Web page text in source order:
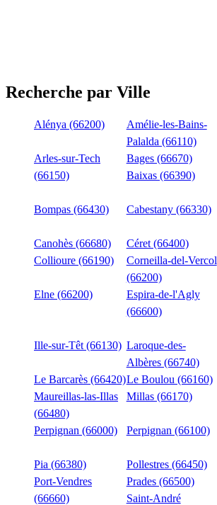
Recherche par Ville
Alénya (66200)
Amélie-les-Bains-
Palalda (66110)
Arles-sur-Tech
(66150)
Bages (66670)
Baixas (66390)
Bompas (66430)
Cabestany (66330)
Canohès (66680)
Céret (66400)
Collioure (66190)
Corneilla-del-Vercol
(66200)
Elne (66200)
Espira-de-l'Agly
(66600)
Ille-sur-Têt (66130) Laroque-des-
Albères (66740)
Le Barcarès (66420)Le Boulou (66160)
Maureillas-las-Illas
(66480)
Millas (66170)
Perpignan (66000)
Perpignan (66100)
Pia (66380)
Pollestres (66450)
Port-Vendres
(66660)
Prades (66500)
Saint-André